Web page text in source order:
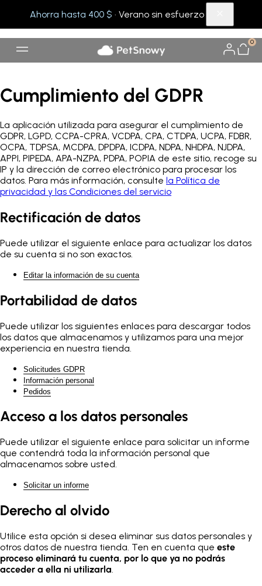
Ahorra hasta 400 $ · Verano sin esfuerzo
0
Cumplimiento del GDPR
La aplicación utilizada para asegurar el cumplimiento de
GDPR, LGPD, CCPA-CPRA, VCDPA, CPA, CTDPA, UCPA, FDBR,
OCPA, TDPSA, MCDPA, DPDPA, ICDPA, NDPA, NHDPA, NJDPA,
APPI, PIPEDA, APA-NZPA, PDPA, POPIA de este sitio, recoge su
IP y la dirección de correo electrónico para procesar los
datos. Para más información, consulte la Política de
privacidad y las Condiciones del servicio
Rectificación de datos
Puede utilizar el siguiente enlace para actualizar los datos
de su cuenta si no son exactos.
Editar la información de su cuenta
Portabilidad de datos
Puede utilizar los siguientes enlaces para descargar todos
los datos que almacenamos y utilizamos para una mejor
experiencia en nuestra tienda.
Solicitudes GDPR
Información personal
Pedidos
Acceso a los datos personales
Puede utilizar el siguiente enlace para solicitar un informe
que contendrá toda la información personal que
almacenamos sobre usted.
Solicitar un informe
Derecho al olvido
Utilice esta opción si desea eliminar sus datos personales y
otros datos de nuestra tienda. Ten en cuenta que este
proceso eliminará tu cuenta, por lo que ya no podrás
acceder a ella ni utilizarla.